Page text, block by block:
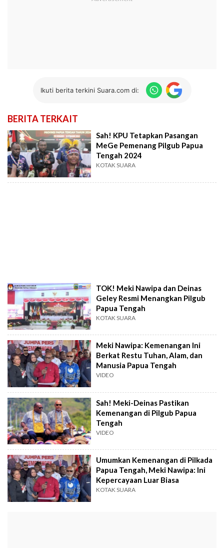
Ikuti berita terkini Suara.com di:
BERITA TERKAIT
Sah! KPU Tetapkan Pasangan
MeGe Pemenang Pilgub Papua
Tengah 2024
KOTAK SUARA
TOK! Meki Nawipa dan Deinas
Geley Resmi Menangkan Pilgub
Papua Tengah
KOTAK SUARA
Meki Nawipa: Kemenangan Ini
Berkat Restu Tuhan, Alam, dan
Manusia Papua Tengah
VIDEO
Sah! Meki-Deinas Pastikan
Kemenangan di Pilgub Papua
Tengah
VIDEO
Umumkan Kemenangan di Pilkada
Papua Tengah, Meki Nawipa: Ini
Kepercayaan Luar Biasa
KOTAK SUARA